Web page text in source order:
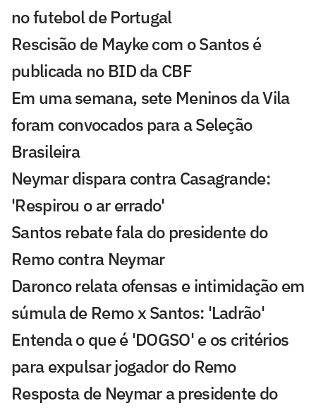
no futebol de Portugal
Rescisão de Mayke com o Santos é
publicada no BID da CBF
Em uma semana, sete Meninos da Vila
foram convocados para a Seleção
Brasileira
Neymar dispara contra Casagrande:
'Respirou o ar errado'
Santos rebate fala do presidente do
Remo contra Neymar
Daronco relata ofensas e intimidação em
súmula de Remo x Santos: 'Ladrão'
Entenda o que é 'DOGSO' e os critérios
para expulsar jogador do Remo
Resposta de Neymar a presidente do